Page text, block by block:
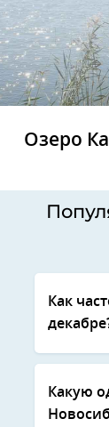
Озеро
Как
Какую